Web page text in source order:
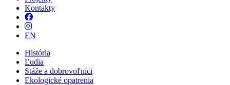
Kontakty
Facebook
Instagram
EN
História
Ľudia
Stáže a dobrovoľníci
Ekologické opatrenia